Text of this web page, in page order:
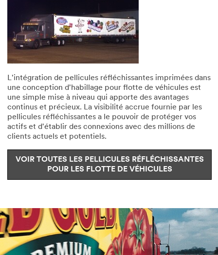
L'intégration de pellicules réfléchissantes imprimées dans
une conception d'habillage pour flotte de véhicules est
une simple mise à niveau qui apporte des avantages
continus et précieux. La visibilité accrue fournie par les
pellicules réfléchissantes a le pouvoir de protéger vos
actifs et d'établir des connexions avec des millions de
clients actuels et potentiels.
VOIR TOUTES LES PELLICULES RÉFLÉCHISSANTES
POUR LES FLOTTE DE VÉHICULES